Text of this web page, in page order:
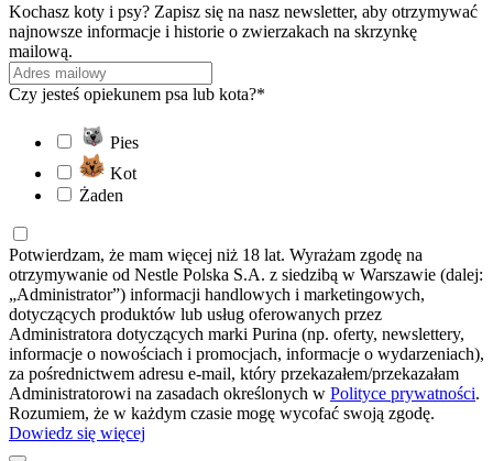
Kochasz koty i psy? Zapisz się na nasz newsletter, aby otrzymywać
najnowsze informacje i historie o zwierzakach na skrzynkę
mailową.
Czy jesteś opiekunem psa lub kota?*
Pies
Kot
Żaden
Potwierdzam, że mam więcej niż 18 lat. Wyrażam zgodę na
otrzymywanie od Nestle Polska S.A. z siedzibą w Warszawie (dalej:
„Administrator”) informacji handlowych i marketingowych,
dotyczących produktów lub usług oferowanych przez
Administratora dotyczących marki Purina (np. oferty, newslettery,
informacje o nowościach i promocjach, informacje o wydarzeniach),
za pośrednictwem adresu e-mail, który przekazałem/przekazałam
Administratorowi na zasadach określonych w Polityce prywatności.
Rozumiem, że w każdym czasie mogę wycofać swoją zgodę.
Dowiedz się więcej